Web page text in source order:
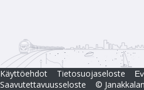
Käyttöehdot Tietosuojaseloste
Saavutettavuusseloste ©